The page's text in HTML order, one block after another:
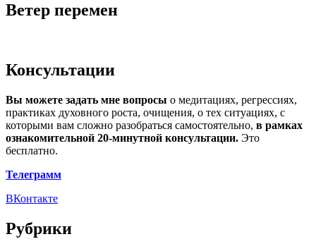
Ветер перемен
Консультации
Вы можете задать мне вопросы о медитациях, регрессиях,
практиках духовного роста, очищения, о тех ситуациях, с
которыми вам сложно разобраться самостоятельно, в рамках
ознакомительной 20-минутной консультации. Это
бесплатно.
Телеграмм
ВКонтакте
Рубрики